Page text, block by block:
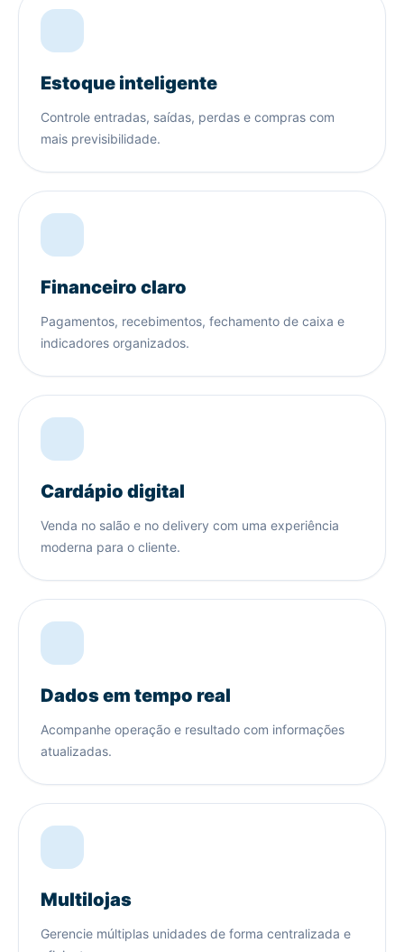
Estoque inteligente
Controle entradas, saídas, perdas e compras com
mais previsibilidade.
Financeiro claro
Pagamentos, recebimentos, fechamento de caixa e
indicadores organizados.
Cardápio digital
Venda no salão e no delivery com uma experiência
moderna para o cliente.
Dados em tempo real
Acompanhe operação e resultado com informações
atualizadas.
Multilojas
Gerencie múltiplas unidades de forma centralizada e